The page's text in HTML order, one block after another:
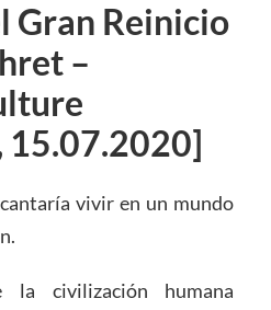
Gran Reinicio
–
15.07.2020]
vivir en un mundo
la civilización humana